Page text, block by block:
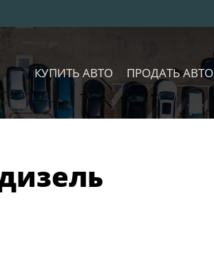
КУПИТЬ АВТО ПРОДАТЬ АВТО